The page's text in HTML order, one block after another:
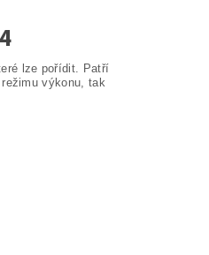
lze pořídit. Patří
výkonu, tak